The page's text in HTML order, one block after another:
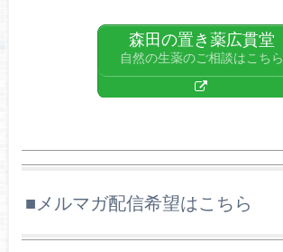
森田の置き薬広貫堂
自然の生薬のご相談はこちら
■メルマガ配信希望はこちら